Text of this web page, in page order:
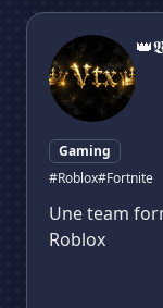
👑𝖁𝖙𝖝👑
Gaming
#Roblox#Fortnite
Une team
Roblox